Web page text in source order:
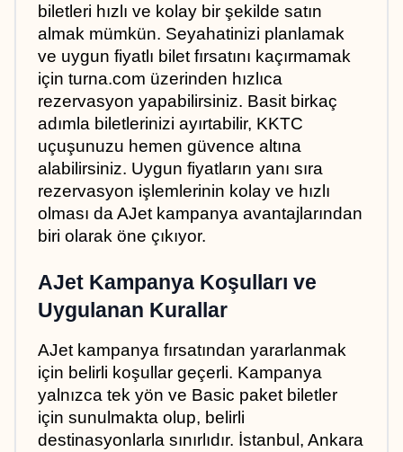
biletleri hızlı ve kolay bir şekilde satın
almak mümkün. Seyahatinizi planlamak
ve uygun fiyatlı bilet fırsatını kaçırmamak
için turna.com üzerinden hızlıca
rezervasyon yapabilirsiniz. Basit birkaç
adımla biletlerinizi ayırtabilir, KKTC
uçuşunuzu hemen güvence altına
alabilirsiniz. Uygun fiyatların yanı sıra
rezervasyon işlemlerinin kolay ve hızlı
olması da AJet kampanya avantajlarından
biri olarak öne çıkıyor.
AJet Kampanya Koşulları ve
Uygulanan Kurallar
AJet kampanya fırsatından yararlanmak
için belirli koşullar geçerli. Kampanya
yalnızca tek yön ve Basic paket biletler
için sunulmakta olup, belirli
destinasyonlarla sınırlıdır. İstanbul, Ankara